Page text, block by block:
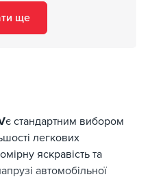
ще
є стандартним вибором
легкових
яскравість та
автомобільної